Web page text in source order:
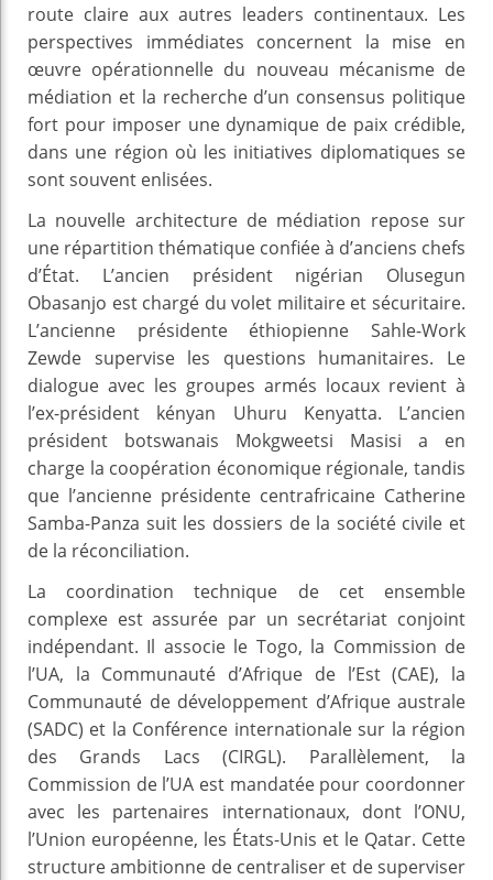
route claire aux autres leaders continentaux. Les
perspectives immédiates concernent la mise en
œuvre opérationnelle du nouveau mécanisme de
médiation et la recherche d’un consensus politique
fort pour imposer une dynamique de paix crédible,
dans une région où les initiatives diplomatiques se
sont souvent enlisées.
La nouvelle architecture de médiation repose sur
une répartition thématique confiée à d’anciens chefs
d’État. L’ancien président nigérian Olusegun
Obasanjo est chargé du volet militaire et sécuritaire.
L’ancienne présidente éthiopienne Sahle-Work
Zewde supervise les questions humanitaires. Le
dialogue avec les groupes armés locaux revient à
l’ex-président kényan Uhuru Kenyatta. L’ancien
président botswanais Mokgweetsi Masisi a en
charge la coopération économique régionale, tandis
que l’ancienne présidente centrafricaine Catherine
Samba-Panza suit les dossiers de la société civile et
de la réconciliation.
La coordination technique de cet ensemble
complexe est assurée par un secrétariat conjoint
indépendant. Il associe le Togo, la Commission de
l’UA, la Communauté d’Afrique de l’Est (CAE), la
Communauté de développement d’Afrique australe
(SADC) et la Conférence internationale sur la région
des Grands Lacs (CIRGL). Parallèlement, la
Commission de l’UA est mandatée pour coordonner
avec les partenaires internationaux, dont l’ONU,
l’Union européenne, les États-Unis et le Qatar. Cette
structure ambitionne de centraliser et de superviser